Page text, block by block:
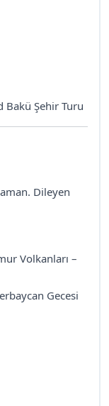
Bakü Şehir Turu
Dileyen
Volkanları –
Gecesi